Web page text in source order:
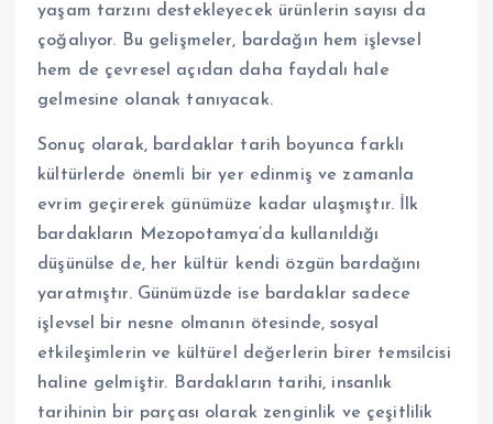
yaşam tarzını destekleyecek ürünlerin sayısı da
çoğalıyor. Bu gelişmeler, bardağın hem işlevsel
hem de çevresel açıdan daha faydalı hale
gelmesine olanak tanıyacak.
Sonuç olarak, bardaklar tarih boyunca farklı
kültürlerde önemli bir yer edinmiş ve zamanla
evrim geçirerek günümüze kadar ulaşmıştır. İlk
bardakların Mezopotamya’da kullanıldığı
düşünülse de, her kültür kendi özgün bardağını
yaratmıştır. Günümüzde ise bardaklar sadece
işlevsel bir nesne olmanın ötesinde, sosyal
etkileşimlerin ve kültürel değerlerin birer temsilcisi
haline gelmiştir. Bardakların tarihi, insanlık
tarihinin bir parçası olarak zenginlik ve çeşitlilik